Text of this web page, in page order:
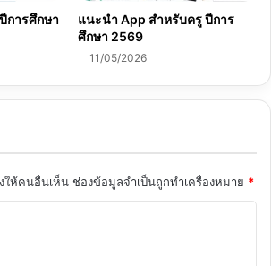
การศึกษา
แนะนำ App สำหรับครู ปีการ
ศึกษา 2569
11/05/2026
ให้คนอื่นเห็น ช่องข้อมูลจำเป็นถูกทำเครื่องหมาย *